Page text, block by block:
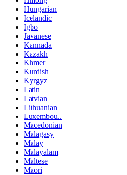
Hungarian
Icelandic
Igbo
Javanese
Kannada
Kazakh
Khmer
Kurdish
Kyrgyz
Latin
Latvian
Lithuanian
Luxembou..
Macedonian
Malagasy
Malay
Malayalam
Maltese
Maori